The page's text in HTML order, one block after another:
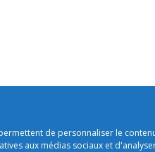
de personnaliser le
aux médias sociaux et